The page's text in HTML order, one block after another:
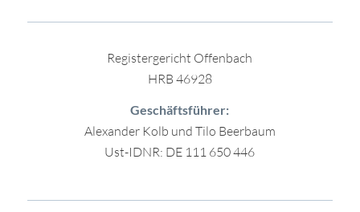
Registergericht Offenbach
HRB 46928
Geschäftsführer:
Alexander Kolb und Tilo Beerbaum
Ust-IDNR: DE 111 650 446